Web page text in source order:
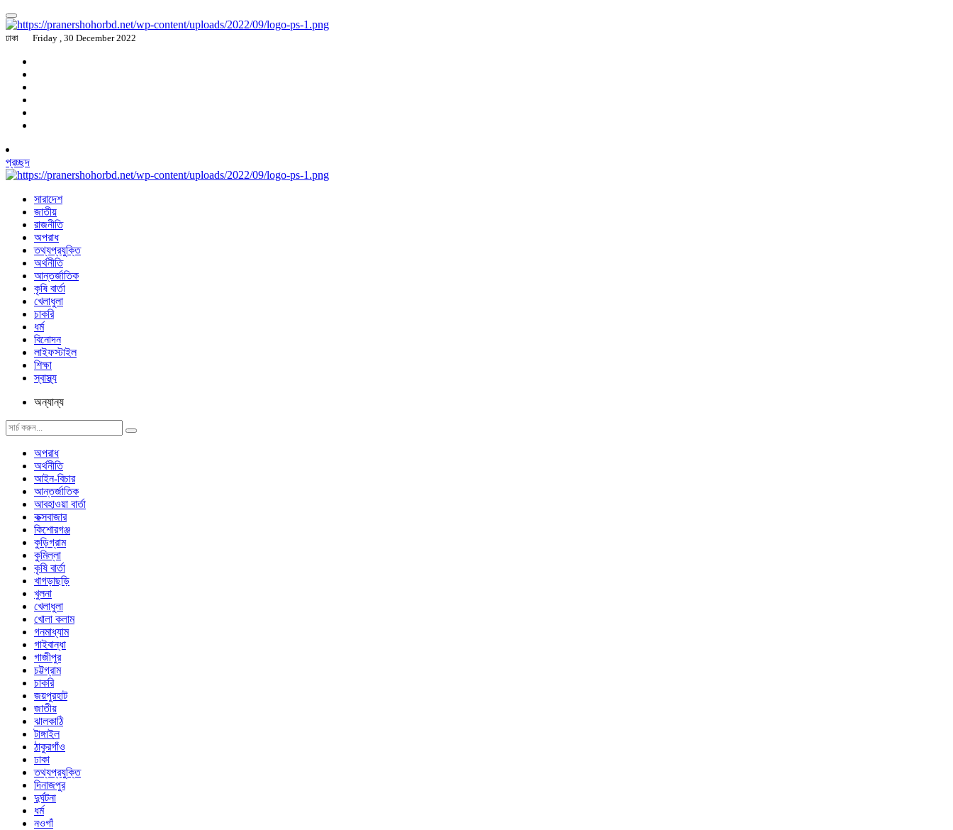
ঢাকা Friday , 30 December 2022
প্রচ্ছদ
সারাদেশ
জাতীয়
রাজনীতি
অপরাধ
তথ্যপ্রযুক্তি
অর্থনীতি
আন্তর্জাতিক
কৃষি বার্তা
খেলাধুলা
চাকরি
ধর্ম
বিনোদন
লাইফস্টাইল
শিক্ষা
স্বাস্থ্য
অন্যান্য
অপরাধ
অর্থনীতি
আইন-বিচার
আন্তর্জাতিক
আবহাওয়া বার্তা
কক্সবাজার
কিশোরগঞ্জ
কুড়িগ্রাম
কুমিল্লা
কৃষি বার্তা
খাগড়াছড়ি
খুলনা
খেলাধুলা
খোলা কলাম
গনমাধ্যাম
গাইবান্ধা
গাজীপুর
চট্টগ্রাম
চাকরি
জয়পুরহাট
জাতীয়
ঝালকাঠি
টাঙ্গাইল
ঠাকুরগাঁও
ঢাকা
তথ্যপ্রযুক্তি
দিনাজপুর
দুর্ঘটনা
ধর্ম
নওগাঁ